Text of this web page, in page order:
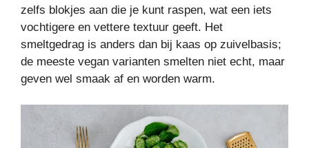
zelfs blokjes aan die je kunt raspen, wat een iets
vochtigere en vettere textuur geeft. Het
smeltgedrag is anders dan bij kaas op zuivelbasis;
de meeste vegan varianten smelten niet echt, maar
geven wel smaak af en worden warm.